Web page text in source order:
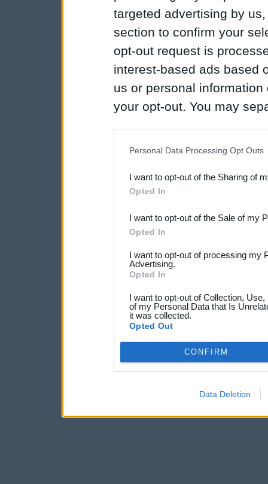
targeted advertising by
section to confirm your
opt-out request is
interest-based ads based
us or personal
your opt-out. You may
Downstream Participants
third parties.
Personal Data Processing Opt Outs
I want to opt-out of the Sharing of
Opted In
I want to opt-out of the Sale of my
Opted In
I want to opt-out of processing my
Advertising.
Opted In
I want to opt-out of Collection,
of my Personal Data that Is
it was collected.
Opted Out
CONFIRM
Data Deletion